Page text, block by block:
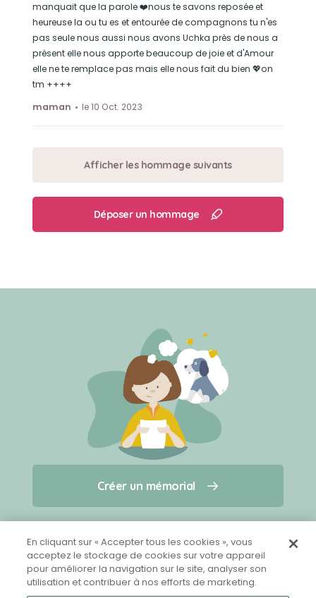
Créer un mémorial
Qui sommes-nous ?
Nous contacter
Partager sur Facebook
manquait que la parole ❤️nous te savons reposée et
heureuse la ou tu es et entourée de compagnons tu n'es
pas seule nous aussi nous avons Uchka près de nous a
présent elle nous apporte beaucoup de joie et d'Amour
elle ne te remplace pas mais elle nous fait du bien 💖on
tm ++++
maman
le 10 Oct. 2023
Afficher les hommage suivants
Déposer un hommage
Créer un mémorial
En cliquant sur « Accepter tous les cookies », vous
acceptez le stockage de cookies sur votre appareil
pour améliorer la navigation sur le site, analyser son
utilisation et contribuer à nos efforts de marketing.